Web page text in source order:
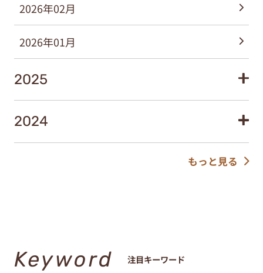
2026年02月
2026年01月
2025
2024
もっと見る
Keyword 注目キーワード